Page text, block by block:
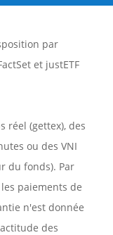
par
et justETF
réel (gettex), des
ou des VNI
du fonds). Par
paiements de
n'est donnée
des